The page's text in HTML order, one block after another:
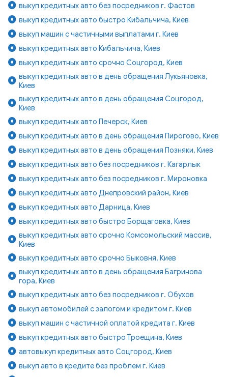
выкуп кредитных авто без посредников г. Фастов
выкуп кредитных авто быстро Кибальчича, Киев
выкуп машин с частичными выплатами г. Киев
выкуп кредитных авто Кибальчича, Киев
выкуп кредитных авто срочно Соцгород, Киев
выкуп кредитных авто в день обращения Лукьяновка,
Киев
выкуп кредитных авто в день обращения Соцгород,
Киев
выкуп кредитных авто Печерск, Киев
выкуп кредитных авто в день обращения Пирогово, Киев
выкуп кредитных авто в день обращения Позняки, Киев
выкуп кредитных авто без посредников г. Кагарлык
выкуп кредитных авто без посредников г. Мироновка
выкуп кредитных авто Днепровский район, Киев
выкуп кредитных авто Дарница, Киев
выкуп кредитных авто быстро Борщаговка, Киев
выкуп кредитных авто срочно Комсомольский массив,
Киев
выкуп кредитных авто срочно Быковня, Киев
выкуп кредитных авто в день обращения Багринова
гора, Киев
выкуп кредитных авто без посредников г. Обухов
выкуп автомобилей с залогом и кредитом г. Киев
выкуп машин с частичной оплатой кредита г. Киев
выкуп кредитных авто быстро Троещина, Киев
автовыкуп кредитных авто Соцгород, Киев
выкуп авто в кредите без проблем г. Киев